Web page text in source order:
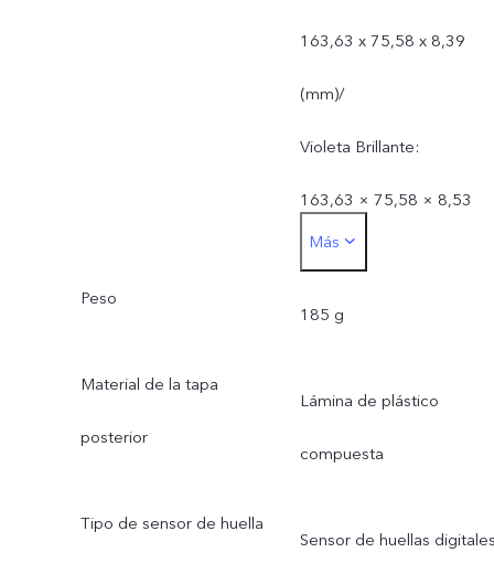
163,63 x 75,58 x 8,39
(mm)/
Violeta Brillante:
163,63 × 75,58 × 8,53
(mm)
Más
Peso
185 g
Material de la tapa
posterior
Lámina de plástico
compuesta
Tipo de sensor de huella
Sensor de huellas